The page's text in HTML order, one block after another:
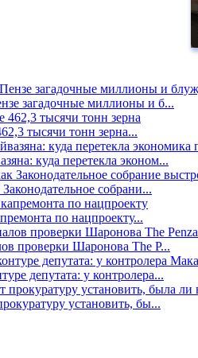
загадочные миллионы и б...
тысячи тонн зерна...
куда перетекла эконом...
собрани...
по нацпроекту...
проверки Шаронова The P...
депутата: у контролера...
установить, бы...